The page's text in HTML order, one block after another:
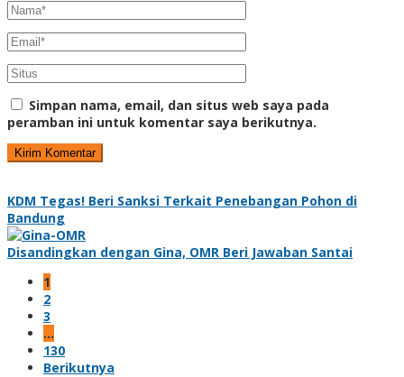
Simpan nama, email, dan situs web saya pada
peramban ini untuk komentar saya berikutnya.
KDM Tegas! Beri Sanksi Terkait Penebangan Pohon di
Bandung
Disandingkan dengan Gina, OMR Beri Jawaban Santai
1
2
3
…
130
Berikutnya